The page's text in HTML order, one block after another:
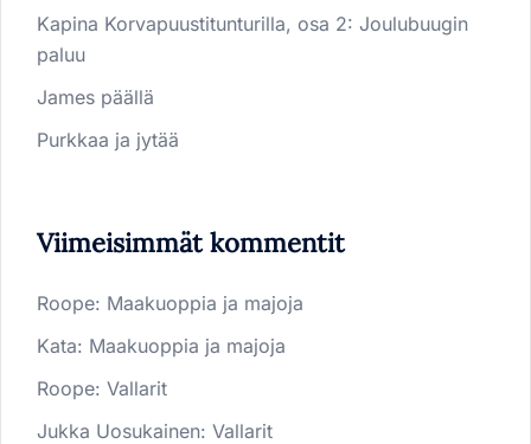
Kapina Korvapuustitunturilla, osa 2: Joulubuugin
paluu
James päällä
Purkkaa ja jytää
Viimeisimmät kommentit
Roope: Maakuoppia ja majoja
Kata: Maakuoppia ja majoja
Roope: Vallarit
Jukka Uosukainen: Vallarit